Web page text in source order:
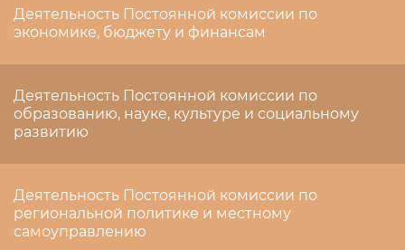
Деятельность Постоянной комиссии по
экономике, бюджету и финансам
Деятельность Постоянной комиссии по
образованию, науке, культуре и социальному
развитию
Деятельность Постоянной комиссии по
региональной политике и местному
самоуправлению